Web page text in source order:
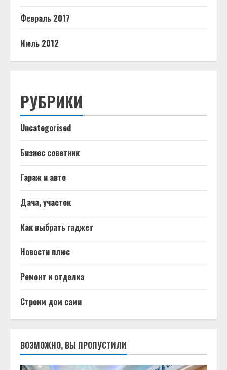
Февраль 2017
Июль 2012
РУБРИКИ
Uncategorised
Бизнес советник
Гараж и авто
Дача, участок
Как выбрать гаджет
Новости плюс
Ремонт и отделка
Строим дом сами
ВОЗМОЖНО, ВЫ ПРОПУСТИЛИ